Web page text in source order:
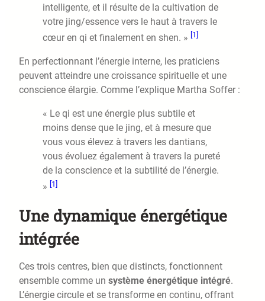
intelligente, et il résulte de la cultivation de
votre jing/essence vers le haut à travers le
cœur en qi et finalement en shen. » [1]
En perfectionnant l’énergie interne, les praticiens
peuvent atteindre une croissance spirituelle et une
conscience élargie. Comme l’explique Martha Soffer :
« Le qi est une énergie plus subtile et
moins dense que le jing, et à mesure que
vous vous élevez à travers les dantians,
vous évoluez également à travers la pureté
de la conscience et la subtilité de l’énergie.
» [1]
Une dynamique énergétique
intégrée
Ces trois centres, bien que distincts, fonctionnent
ensemble comme un système énergétique intégré.
L’énergie circule et se transforme en continu, offrant